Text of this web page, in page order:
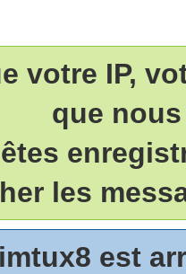
votre IP,
que
les
est